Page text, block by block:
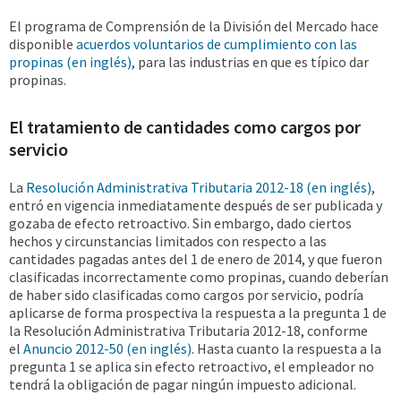
El programa de Comprensión de la División del Mercado hace
disponible acuerdos voluntarios de cumplimiento con las
propinas (en inglés), para las industrias en que es típico dar
propinas.
El tratamiento de cantidades como cargos por
servicio
La Resolución Administrativa Tributaria 2012-18 (en inglés),
entró en vigencia inmediatamente después de ser publicada y
gozaba de efecto retroactivo. Sin embargo, dado ciertos
hechos y circunstancias limitados con respecto a las
cantidades pagadas antes del 1 de enero de 2014, y que fueron
clasificadas incorrectamente como propinas, cuando deberían
de haber sido clasificadas como cargos por servicio, podría
aplicarse de forma prospectiva la respuesta a la pregunta 1 de
la Resolución Administrativa Tributaria 2012-18, conforme
el Anuncio 2012-50 (en inglés). Hasta cuanto la respuesta a la
pregunta 1 se aplica sin efecto retroactivo, el empleador no
tendrá la obligación de pagar ningún impuesto adicional.